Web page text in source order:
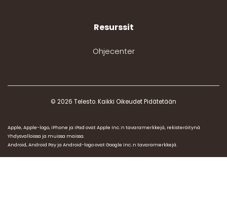
Resurssit
Ohjecenter
© 2026 Telesto. Kaikki Oikeudet Pidätetään
Apple, Apple-logo, iPhone ja iPad ovat Apple Inc.:n tavaramerkkejä, rekisteröitynä
Yhdysvalloissa ja muissa maissa.
Android, Android Pay ja Android-logo ovat Google Inc.:n tavaramerkkejä.